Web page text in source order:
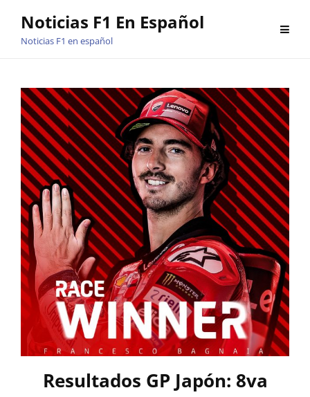
Noticias F1 En Español
Noticias F1 en español
Resultados GP Japón: 8va